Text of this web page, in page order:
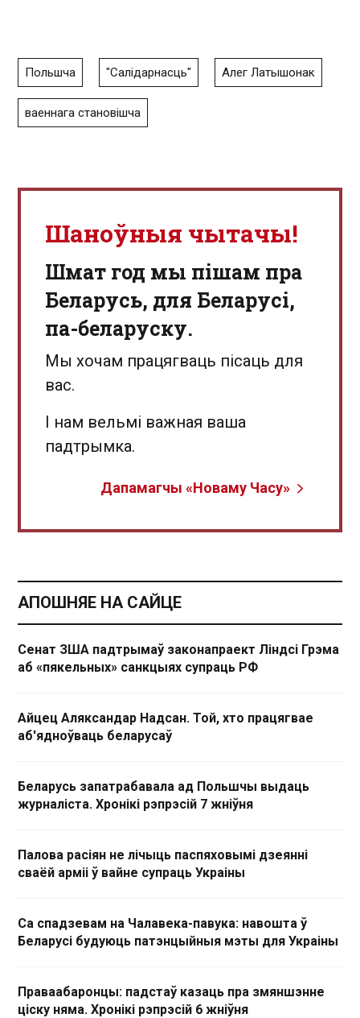
Польшча "Салідарнасць" Алег Латышонак
ваеннага становішча
Шаноўныя чытачы!
Шмат год мы пішам пра
Беларусь, для Беларусі,
па-беларуску.
Мы хочам працягваць пісаць для
вас.
І нам вельмі важная ваша
падтрымка.
Дапамагчы «Новаму Часу»
АПОШНЯЕ НА САЙЦЕ
Сенат ЗША падтрымаў законапраект Ліндсі Грэма
аб «пякельных» санкцыях супраць РФ
Айцец Аляксандар Надсан. Той, хто працягвае
аб'ядноўваць беларусаў
Беларусь запатрабавала ад Польшчы выдаць
журналіста. Хронікі рэпрэсій 7 жніўня
Палова расіян не лічыць паспяховымі дзеянні
сваёй арміі ў вайне супраць Украіны
Са спадзевам на Чалавека-павука: навошта ў
Беларусі будуюць патэнцыйныя мэты для Украіны
Праваабаронцы: падстаў казаць пра змяншэнне
ціску няма. Хронікі рэпрэсій 6 жніўня